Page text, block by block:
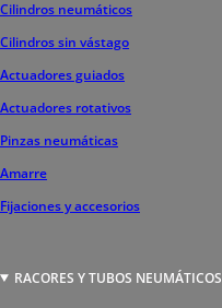
Cilindros neumáticos
Cilindros sin vástago
Actuadores guiados
Actuadores rotativos
Pinzas neumáticas
Amarre
Fijaciones y accesorios
RACORES Y TUBOS NEUMÁTICOS